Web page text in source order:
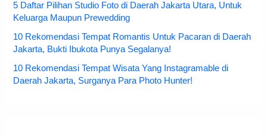
5 Daftar Pilihan Studio Foto di Daerah Jakarta Utara, Untuk
Keluarga Maupun Prewedding
10 Rekomendasi Tempat Romantis Untuk Pacaran di Daerah
Jakarta, Bukti Ibukota Punya Segalanya!
10 Rekomendasi Tempat Wisata Yang Instagramable di
Daerah Jakarta, Surganya Para Photo Hunter!